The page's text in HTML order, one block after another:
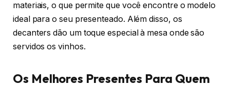
materiais, o que permite que você encontre o modelo
ideal para o seu presenteado. Além disso, os
decanters dão um toque especial à mesa onde são
servidos os vinhos.
Os Melhores Presentes Para Quem